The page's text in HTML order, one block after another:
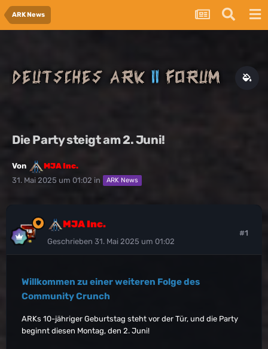
ARK News
Die Party steigt am 2. Juni!
Von
MJA Inc.
31. Mai 2025 um 01:02 in ARK News
MJA Inc.
Geschrieben 31. Mai 2025 um 01:02
#1
Willkommen zu einer weiteren Folge des
Community Crunch
ARKs 10-jähriger Geburtstag steht vor der Tür, und die Party
beginnt diesen Montag, den 2. Juni!